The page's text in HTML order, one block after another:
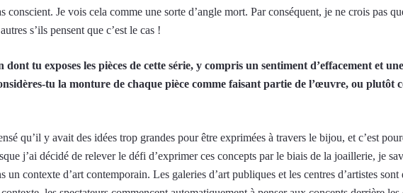
conscient. Je vois cela comme une sorte d’angle mort. Par conséquent, je ne crois pas
s’ils pensent que c’est le cas !
tu exposes les pièces de cette série, y compris un sentiment d’effacement et
tu la monture de chaque pièce comme faisant partie de l’œuvre, ou plutôt
qu’il y avait des idées trop grandes pour être exprimées à travers le bijou, et c’est
j’ai décidé de relever le défi d’exprimer ces concepts par le biais de la joaillerie, je
contexte d’art contemporain. Les galeries d’art publiques et les centres d’artistes